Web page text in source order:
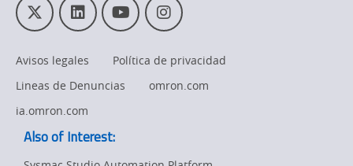
T
w
t
t
r
L
i
k
e
I
n
Y
o
u
T
u
I
n
t
a
Avisos legales
Política de privacidad
Lineas de Denuncias
omron.com
ia.omron.com
Also of Interest: